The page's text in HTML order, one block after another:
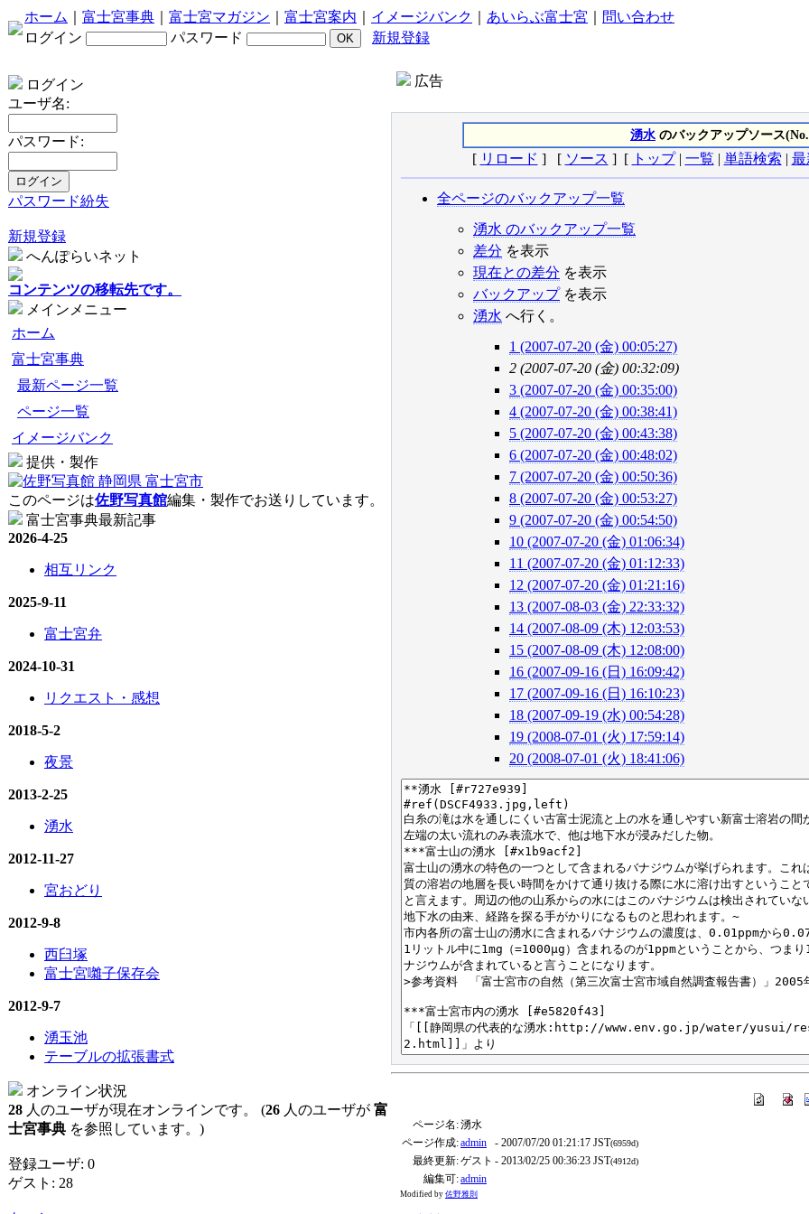
ホーム 富士宮事典 富士宮マガジン 富士宮案内 イメージバンク あいらぶ富士宮
問い合わせ
ログイン
パスワード 新規登録
ログイン
ユーザ名:
パスワード:
パスワード紛失
新規登録
へんぽらいネット
コンテンツの移転先です。
メインメニュー
ホーム
富士宮事典
最新ページ一覧
ページ一覧
イメージバンク
提供・製作
このページは佐野写真館編集・製作でお送りしています。
富士宮事典最新記事
2026-4-25
相互リンク
2025-9-11
富士宮弁
2024-10-31
リクエスト・感想
2018-5-2
夜景
2013-2-25
湧水
2012-11-27
宮おどり
2012-9-8
西臼塚
富士宮囃子保存会
2012-9-7
湧玉池
テーブルの拡張書式
オンライン状況
28 人のユーザが現在オンラインです。 (26 人のユーザが 富
士宮事典 を参照しています。)
登録ユーザ: 0
ゲスト: 28
広告
湧水のバックアップソース
[ リロード ] [ ソース ] [ トップ| 一覧 | 単語検索 | 最
全ページのバックアップ一覧
湧水 のバックアップ一覧
差分 を表示
現在との差分 を表示
バックアップを表示
湧水 へ行く。
1 (2007-07-20 (金) 00:05:27)
2 (2007-07-20 (金) 00:32:09)
3 (2007-07-20 (金) 00:35:00)
4 (2007-07-20 (金) 00:38:41)
5 (2007-07-20 (金) 00:43:38)
6 (2007-07-20 (金) 00:48:02)
7 (2007-07-20 (金) 00:50:36)
8 (2007-07-20 (金) 00:53:27)
9 (2007-07-20 (金) 00:54:50)
10 (2007-07-20 (金) 01:06:34)
11 (2007-07-20 (金) 01:12:33)
12 (2007-07-20 (金) 01:21:16)
13 (2007-08-03 (金) 22:33:32)
14 (2007-08-09 (木) 12:03:53)
15 (2007-08-09 (木) 12:08:00)
16 (2007-09-16 (日) 16:09:42)
17 (2007-09-16 (日) 16:10:23)
18 (2007-09-19 (水) 00:54:28)
19 (2008-07-01 (火) 17:59:14)
20 (2008-07-01 (火) 18:41:06)
ページ名:湧水
ページ作成:admin - 2007/07/20 01:21:17 JST(6959d)
最終更新:ゲスト - 2013/02/25 00:36:23 JST(4912d)
編集可:admin
Modified by 佐野雅則